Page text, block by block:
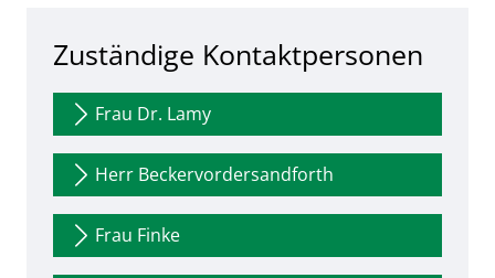
Zuständige Kontaktpersonen
Frau Dr. Lamy
Herr Beckervordersandforth
Frau Finke